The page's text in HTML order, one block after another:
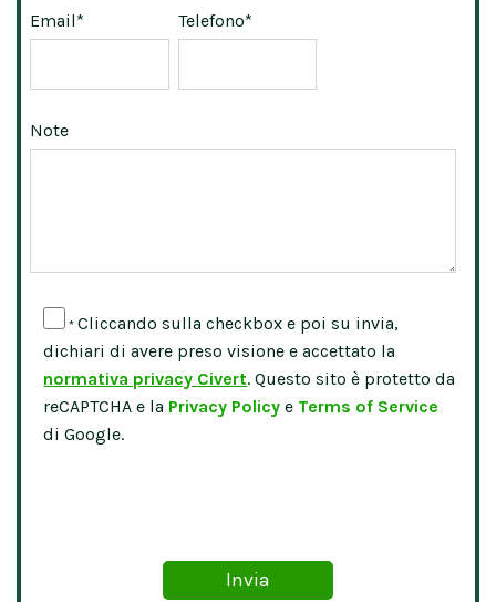
Email* Telefono*
Note
*Cliccando sulla checkbox e poi su invia,
dichiari di avere preso visione e accettato la
normativa privacy Civert. Questo sito è protetto da
reCAPTCHA e la Privacy Policy e Terms of Service
di Google.